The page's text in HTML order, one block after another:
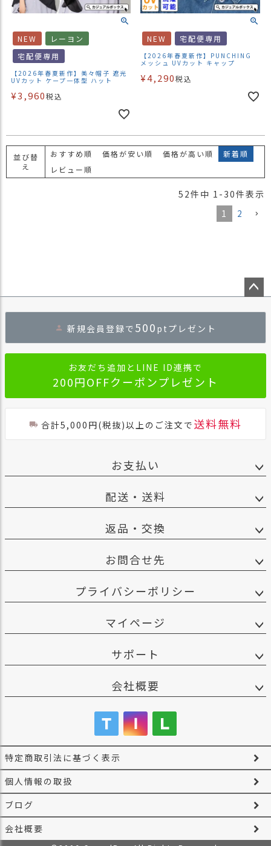
NEW
レーヨン
宅配便専用
【2026年春夏新作】美々帽子 遮光
UVカット ケープ一体型 ハット
¥3,960税込
NEW 宅配便専用
【2026年春夏新作】PUNCHING
メッシュ UVカット キャップ
¥4,290税込
並び替
え
おすすめ順 価格が安い順 価格が高い順
新着順
レビュー順
52件中 1 - 30件表示
1
2
へ
新規会員登録で 500 ptプレゼント
お友だち追加とLINE ID連携で
200円OFFクーポンプレゼント
合計5,000円(税抜)以上のご注文で 送料無料
お支払い
配送・送料
返品・交換
お問合せ先
プライバシーポリシー
マイページ
サポート
会社概要
特定商取引法に基づく表示
個人情報の取扱
ブログ
会社概要